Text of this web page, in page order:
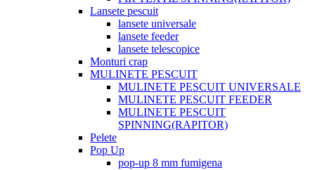
Lansete pescuit
lansete universale
lansete feeder
lansete telescopice
Monturi crap
MULINETE PESCUIT
MULINETE PESCUIT UNIVERSALE
MULINETE PESCUIT FEEDER
MULINETE PESCUIT
SPINNING(RAPITOR)
Pelete
Pop Up
pop-up 8 mm fumigena